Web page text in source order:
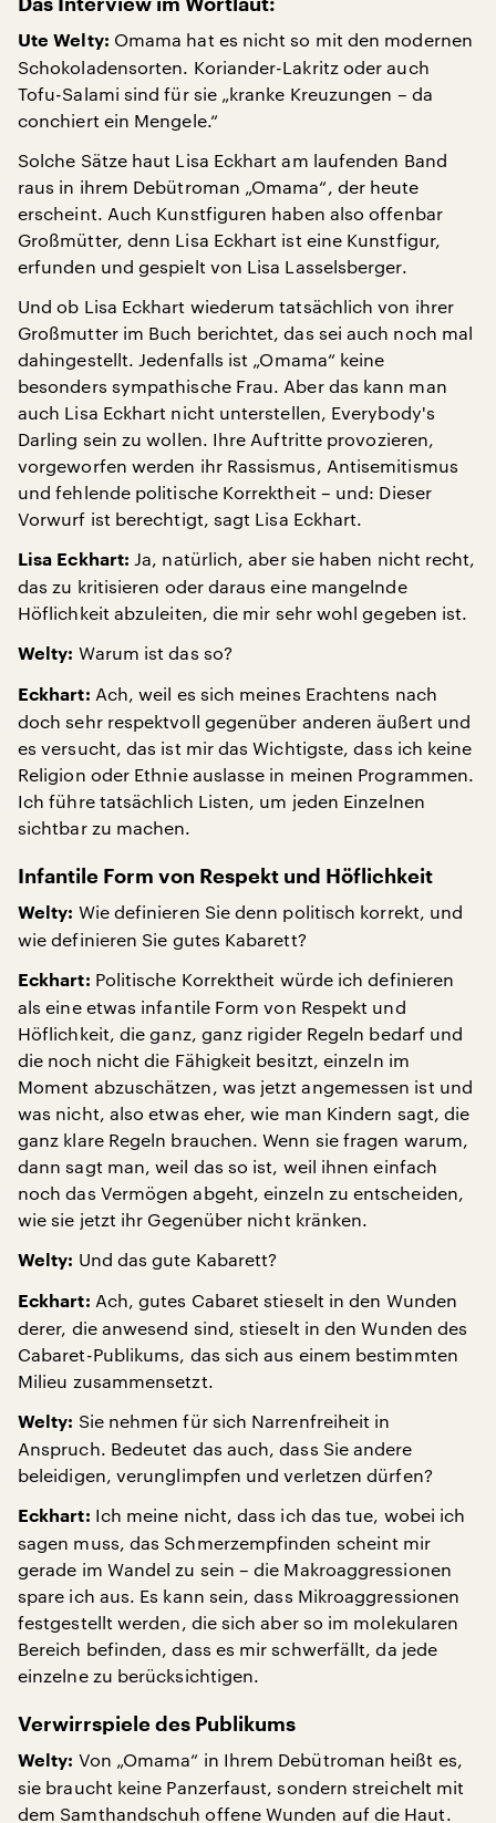
Das Interview im Wortlaut:
Ute Welty: Omama hat es nicht so mit den modernen
Schokoladensorten. Koriander-Lakritz oder auch
Tofu-Salami sind für sie „kranke Kreuzungen – da
conchiert ein Mengele.“
Solche Sätze haut Lisa Eckhart am laufenden Band
raus in ihrem Debütroman „Omama“, der heute
erscheint. Auch Kunstfiguren haben also offenbar
Großmütter, denn Lisa Eckhart ist eine Kunstfigur,
erfunden und gespielt von Lisa Lasselsberger.
Und ob Lisa Eckhart wiederum tatsächlich von ihrer
Großmutter im Buch berichtet, das sei auch noch mal
dahingestellt. Jedenfalls ist „Omama“ keine
besonders sympathische Frau. Aber das kann man
auch Lisa Eckhart nicht unterstellen, Everybody's
Darling sein zu wollen. Ihre Auftritte provozieren,
vorgeworfen werden ihr Rassismus, Antisemitismus
und fehlende politische Korrektheit – und: Dieser
Vorwurf ist berechtigt, sagt Lisa Eckhart.
Lisa Eckhart: Ja, natürlich, aber sie haben nicht recht,
das zu kritisieren oder daraus eine mangelnde
Höflichkeit abzuleiten, die mir sehr wohl gegeben ist.
Welty: Warum ist das so?
Eckhart: Ach, weil es sich meines Erachtens nach
doch sehr respektvoll gegenüber anderen äußert und
es versucht, das ist mir das Wichtigste, dass ich keine
Religion oder Ethnie auslasse in meinen Programmen.
Ich führe tatsächlich Listen, um jeden Einzelnen
sichtbar zu machen.
Infantile Form von Respekt und Höflichkeit
Welty: Wie definieren Sie denn politisch korrekt, und
wie definieren Sie gutes Kabarett?
Eckhart: Politische Korrektheit würde ich definieren
als eine etwas infantile Form von Respekt und
Höflichkeit, die ganz, ganz rigider Regeln bedarf und
die noch nicht die Fähigkeit besitzt, einzeln im
Moment abzuschätzen, was jetzt angemessen ist und
was nicht, also etwas eher, wie man Kindern sagt, die
ganz klare Regeln brauchen. Wenn sie fragen warum,
dann sagt man, weil das so ist, weil ihnen einfach
noch das Vermögen abgeht, einzeln zu entscheiden,
wie sie jetzt ihr Gegenüber nicht kränken.
Welty: Und das gute Kabarett?
Eckhart: Ach, gutes Cabaret stieselt in den Wunden
derer, die anwesend sind, stieselt in den Wunden des
Cabaret-Publikums, das sich aus einem bestimmten
Milieu zusammensetzt.
Welty: Sie nehmen für sich Narrenfreiheit in
Anspruch. Bedeutet das auch, dass Sie andere
beleidigen, verunglimpfen und verletzen dürfen?
Eckhart: Ich meine nicht, dass ich das tue, wobei ich
sagen muss, das Schmerzempfinden scheint mir
gerade im Wandel zu sein – die Makroaggressionen
spare ich aus. Es kann sein, dass Mikroaggressionen
festgestellt werden, die sich aber so im molekularen
Bereich befinden, dass es mir schwerfällt, da jede
einzelne zu berücksichtigen.
Verwirrspiele des Publikums
Welty: Von „Omama“ in Ihrem Debütroman heißt es,
sie braucht keine Panzerfaust, sondern streichelt mit
dem Samthandschuh offene Wunden auf die Haut.